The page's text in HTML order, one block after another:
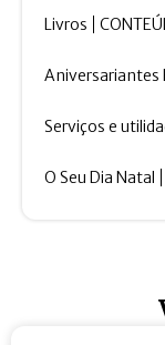
Livros
Aniversariantes
Serviços e
O Seu Dia Natal